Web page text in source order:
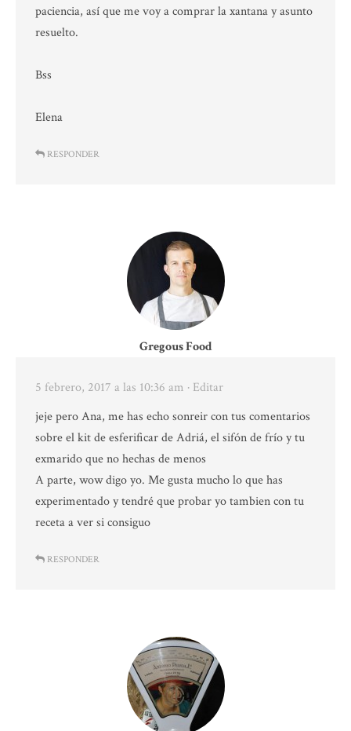
paciencia, así que me voy a comprar la xantana y asunto
resuelto.
Bss
Elena
RESPONDER
Gregous Food
5 febrero, 2017 a las 10:36 am · Editar
jeje pero Ana, me has echo sonreir con tus comentarios
sobre el kit de esferificar de Adriá, el sifón de frío y tu
exmarido que no hechas de menos
A parte, wow digo yo. Me gusta mucho lo que has
experimentado y tendré que probar yo tambien con tu
receta a ver si consiguo
RESPONDER